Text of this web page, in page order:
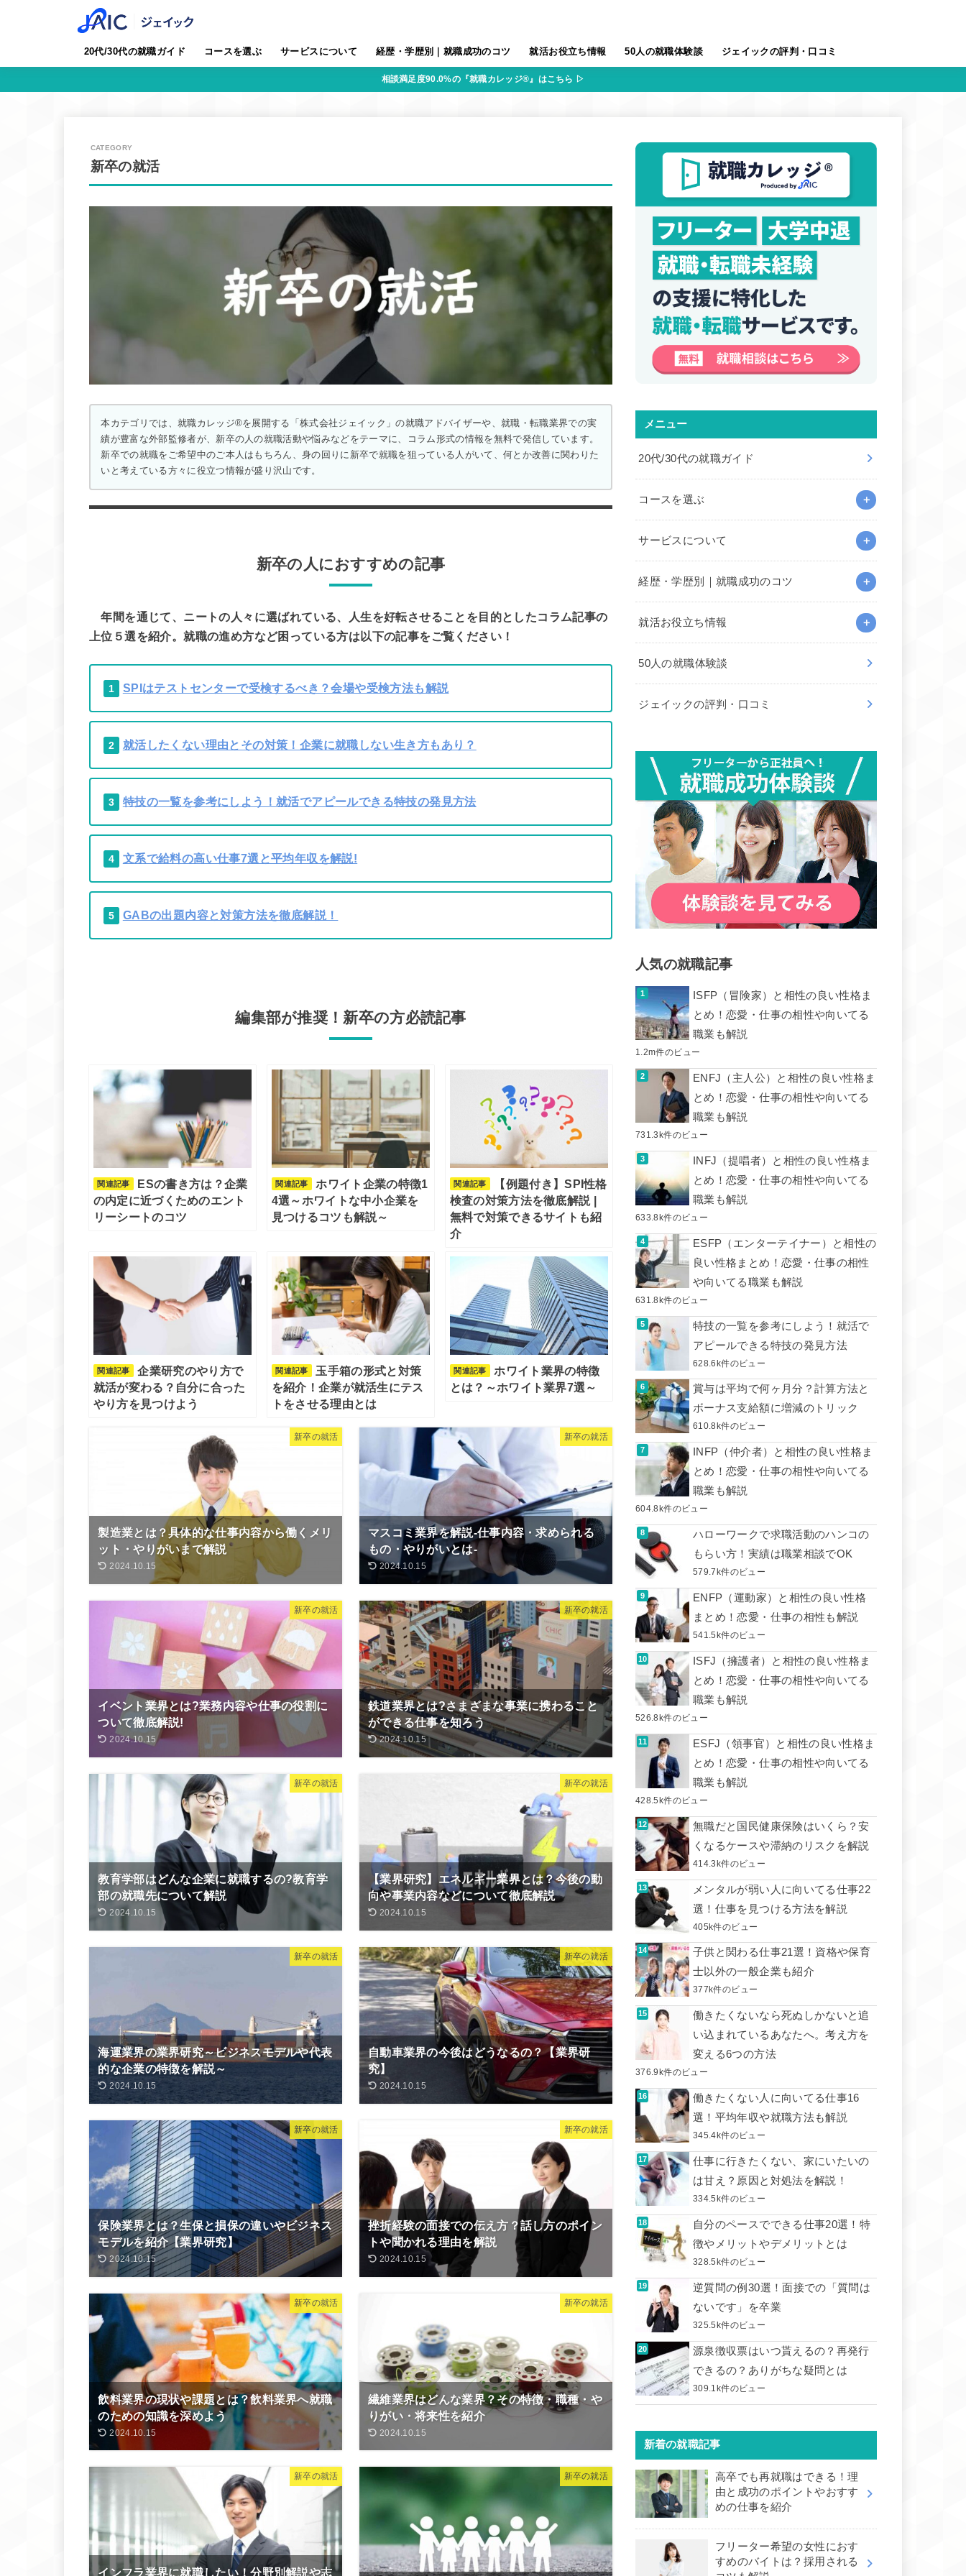
20代/30代の就職ガイド コースを選ぶ サービスについて 経歴・学歴別｜就職成功のコツ 就活お役立ち情報 50人の就職体験談 ジェイックの評判・口コミ
相談満足度90.0%の『就職カレッジ®』はこちら ▷
新卒の就活
本カテゴリでは、就職カレッジ®を展開する「株式会社ジェイック」の就職アドバイザーや、就職・転職業界での実
績が豊富な外部監修者が、新卒の人の就職活動や悩みなどをテーマに、コラム形式の情報を無料で発信しています。
新卒での就職をご希望中のご本人はもちろん、身の回りに新卒で就職を狙っている人がいて、何とか改善に関わりた
いと考えている方々に役立つ情報が盛り沢山です。
新卒の人におすすめの記事
年間を通じて、ニートの人々に選ばれている、人生を好転させることを目的としたコラム記事の
上位５選を紹介。就職の進め方など困っている方は以下の記事をご覧ください！
1 SPIはテストセンターで受検するべき？会場や受検方法も解説
2 就活したくない理由とその対策！企業に就職しない生き方もあり？
3 特技の一覧を参考にしよう！就活でアピールできる特技の発見方法
4 文系で給料の高い仕事7選と平均年収を解説!
5 GABの出題内容と対策方法を徹底解説！
編集部が推奨！新卒の方必読記事
関連記事
ESの書き方は？企業
の内定に近づくためのエント
リーシートのコツ
関連記事
ホワイト企業の特徴1
4選～ホワイトな中小企業を
見つけるコツも解説～
関連記事
【例題付き】SPI性格
検査の対策方法を徹底解説 |
無料で対策できるサイトも紹
介
関連記事
企業研究のやり方で
就活が変わる？自分に合った
やり方を見つけよう
関連記事
玉手箱の形式と対策
を紹介！企業が就活生にテス
トをさせる理由とは
関連記事
ホワイト業界の特徴
とは？～ホワイト業界7選～
新卒の就活
製造業とは？具体的な仕事内容から働くメリ
ット・やりがいまで解説
2024.10.15
新卒の就活
マスコミ業界を解説-仕事内容・求められる
もの・やりがいとは-
2024.10.15
新卒の就活
イベント業界とは?業務内容や仕事の役割に
ついて徹底解説!
2024.10.15
新卒の就活
鉄道業界とは?さまざまな事業に携わること
ができる仕事を知ろう
2024.10.15
新卒の就活
教育学部はどんな企業に就職するの?教育学
部の就職先について解説
2024.10.15
新卒の就活
【業界研究】エネルギー業界とは？今後の動
向や事業内容などについて徹底解説
2024.10.15
新卒の就活
海運業界の業界研究～ビジネスモデルや代表
的な企業の特徴を解説～
2024.10.15
新卒の就活
自動車業界の今後はどうなるの？【業界研
究】
2024.10.15
新卒の就活
保険業界とは？生保と損保の違いやビジネス
モデルを紹介【業界研究】
2024.10.15
新卒の就活
挫折経験の面接での伝え方？話し方のポイン
トや聞かれる理由を解説
2024.10.15
新卒の就活
飲料業界の現状や課題とは？飲料業界へ就職
のための知識を深めよう
2024.10.15
新卒の就活
繊維業界はどんな業界？その特徴・職種・や
りがい・将来性を紹介
2024.10.15
新卒の就活
インフラ業界に就職したい！分野別解説や志
新卒の就活
メニュー
20代/30代の就職ガイド
コースを選ぶ
サービスについて
経歴・学歴別｜就職成功のコツ
就活お役立ち情報
50人の就職体験談
ジェイックの評判・口コミ
人気の就職記事
ISFP（冒険家）と相性の良い性格ま
とめ！恋愛・仕事の相性や向いてる
職業も解説
1.2m件のビュー
ENFJ（主人公）と相性の良い性格ま
とめ！恋愛・仕事の相性や向いてる
職業も解説
731.3k件のビュー
INFJ（提唱者）と相性の良い性格ま
とめ！恋愛・仕事の相性や向いてる
職業も解説
633.8k件のビュー
ESFP（エンターテイナー）と相性の
良い性格まとめ！恋愛・仕事の相性
や向いてる職業も解説
631.8k件のビュー
特技の一覧を参考にしよう！就活で
アピールできる特技の発見方法
628.6k件のビュー
賞与は平均で何ヶ月分？計算方法と
ボーナス支給額に増減のトリック
610.8k件のビュー
INFP（仲介者）と相性の良い性格ま
とめ！恋愛・仕事の相性や向いてる
職業も解説
604.8k件のビュー
ハローワークで求職活動のハンコの
もらい方！実績は職業相談でOK
579.7k件のビュー
ENFP（運動家）と相性の良い性格
まとめ！恋愛・仕事の相性も解説
541.5k件のビュー
ISFJ（擁護者）と相性の良い性格ま
とめ！恋愛・仕事の相性や向いてる
職業も解説
526.8k件のビュー
ESFJ（領事官）と相性の良い性格ま
とめ！恋愛・仕事の相性や向いてる
職業も解説
428.5k件のビュー
無職だと国民健康保険はいくら？安
くなるケースや滞納のリスクを解説
414.3k件のビュー
メンタルが弱い人に向いてる仕事22
選！仕事を見つける方法を解説
405k件のビュー
子供と関わる仕事21選！資格や保育
士以外の一般企業も紹介
377k件のビュー
働きたくないなら死ぬしかないと追
い込まれているあなたへ。考え方を
変える6つの方法
376.9k件のビュー
働きたくない人に向いてる仕事16
選！平均年収や就職方法も解説
345.4k件のビュー
仕事に行きたくない、家にいたいの
は甘え？原因と対処法を解説！
334.5k件のビュー
自分のペースでできる仕事20選！特
徴やメリットやデメリットとは
328.5k件のビュー
逆質問の例30選！面接での「質問は
ないです」を卒業
325.5k件のビュー
源泉徴収票はいつ貰えるの？再発行
できるの？ありがちな疑問とは
309.1k件のビュー
新着の就職記事
高卒でも再就職はできる！理
由と成功のポイントやおすす
めの仕事を紹介
フリーター希望の女性におす
すめのバイトは？採用される